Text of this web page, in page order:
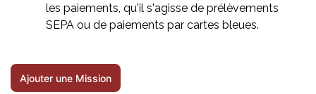
les paiements, qu'il s'agisse de prélèvements
SEPA ou de paiements par cartes bleues.
Ajouter une Mission